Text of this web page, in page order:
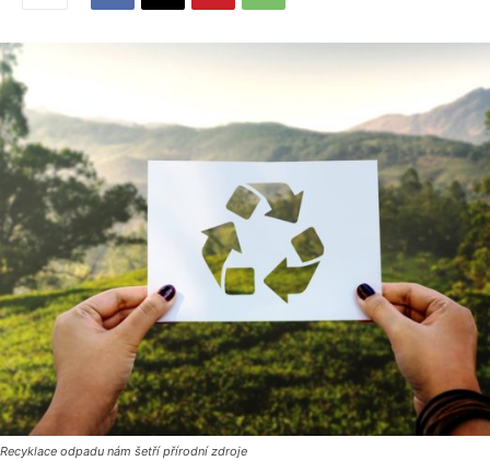
Recyklace odpadu nám šetří přírodní zdroje